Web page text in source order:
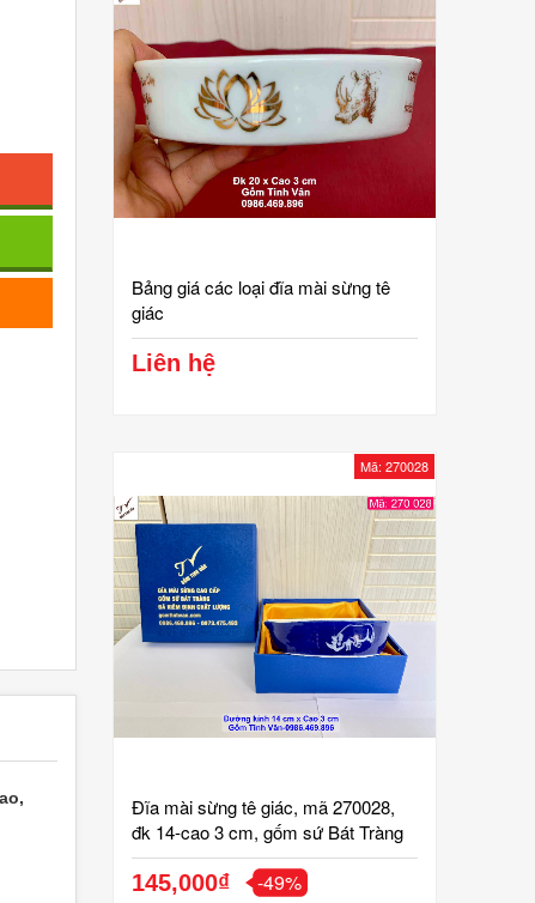
Bảng giá các loại đĩa mài sừng tê
giác
Liên hệ
Mã: 270028
Đĩa mài sừng tê giác, mã 270028,
đk 14-cao 3 cm, gốm sứ Bát Tràng
cao cấp, gốm tinh vân
145,000₫ -49%